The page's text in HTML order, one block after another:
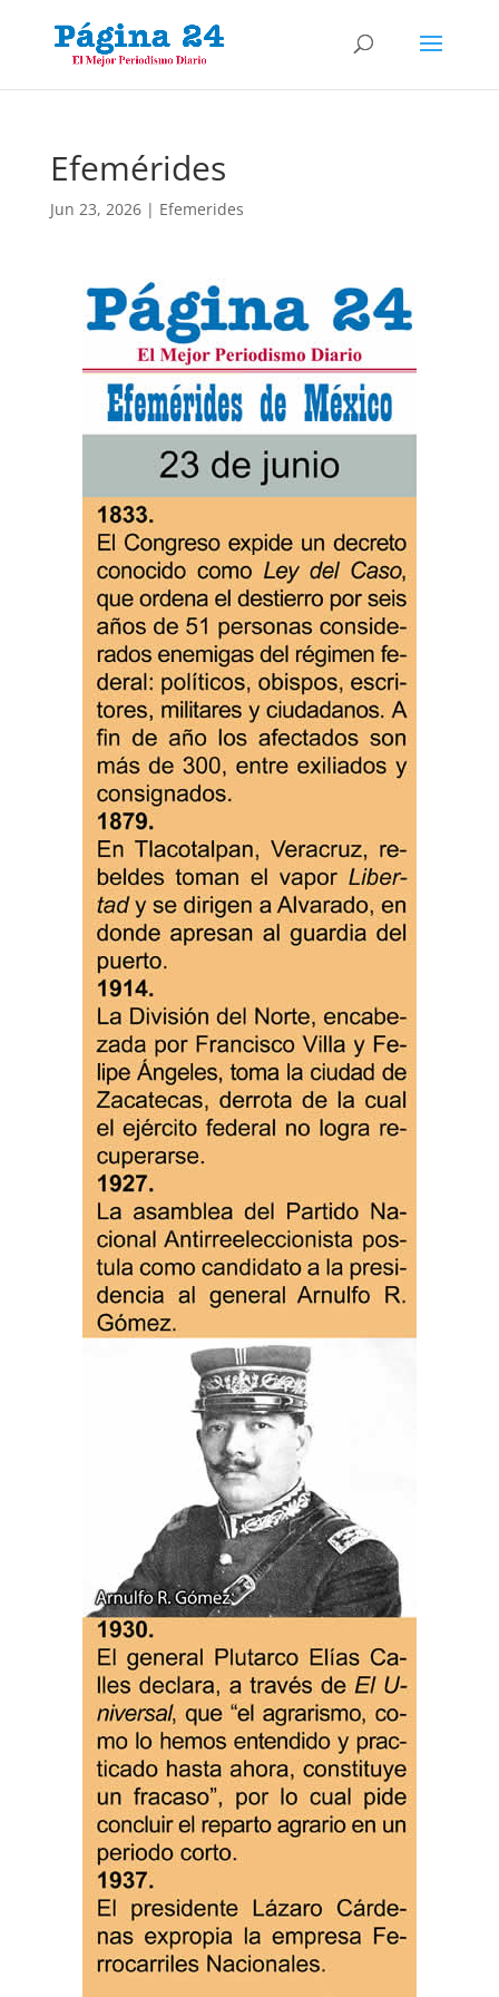
Efemérides
Jun 23, 2026| Efemerides